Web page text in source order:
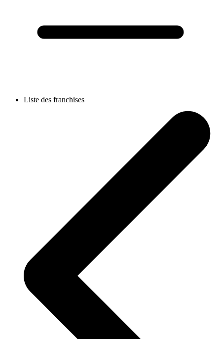
Liste des franchises